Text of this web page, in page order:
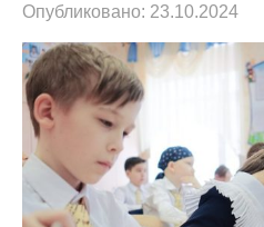
Опубликовано: 23.10.2024